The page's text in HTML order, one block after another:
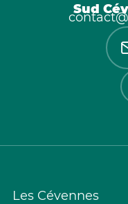
Sud
Les Cévennes